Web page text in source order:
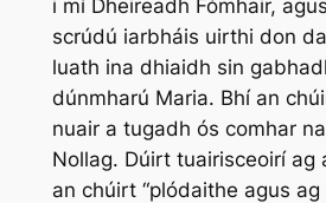
i mí Dheireadh Fómhair,
scrúdú iarbháis uirthi don
luath ina dhiaidh sin
dúnmharú Maria. Bhí an
nuair a tugadh ós comhar
Nollag. Dúirt tuairisceoirí ag
an chúirt “plódaithe agus ag